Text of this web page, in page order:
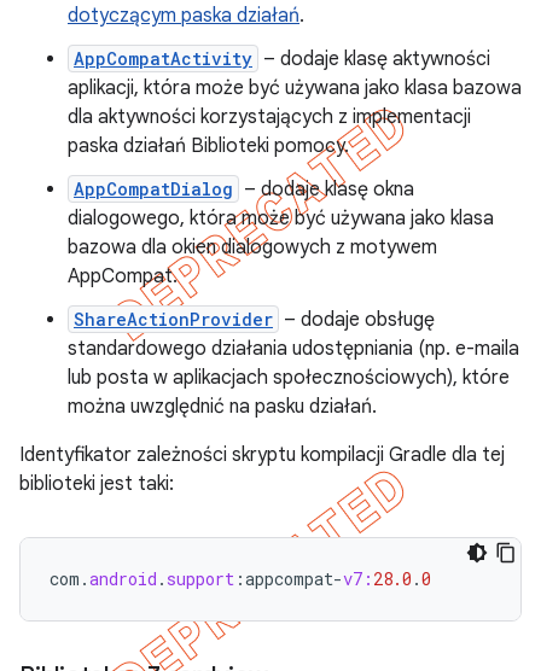
dotyczącym paska działań.
AppCompatActivity – dodaje klasę aktywności
aplikacji, która może być używana jako klasa bazowa
dla aktywności korzystających z implementacji
paska działań Biblioteki pomocy.
AppCompatDialog – dodaje klasę okna
dialogowego, która może być używana jako klasa
bazowa dla okien dialogowych z motywem
AppCompat.
ShareActionProvider – dodaje obsługę
standardowego działania udostępniania (np. e-maila
lub posta w aplikacjach społecznościowych), które
można uwzględnić na pasku działań.
Identyfikator zależności skryptu kompilacji Gradle dla tej
biblioteki jest taki:
com .android . support :appcompat-v7: 28.0 .0